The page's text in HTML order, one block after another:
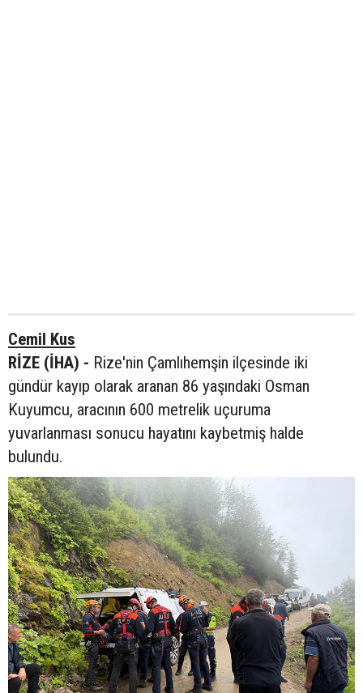
Cemil Kus
RİZE (İHA) - Rize'nin Çamlıhemşin ilçesinde iki
gündür kayıp olarak aranan 86 yaşındaki Osman
Kuyumcu, aracının 600 metrelik uçuruma
yuvarlanması sonucu hayatını kaybetmiş halde
bulundu.